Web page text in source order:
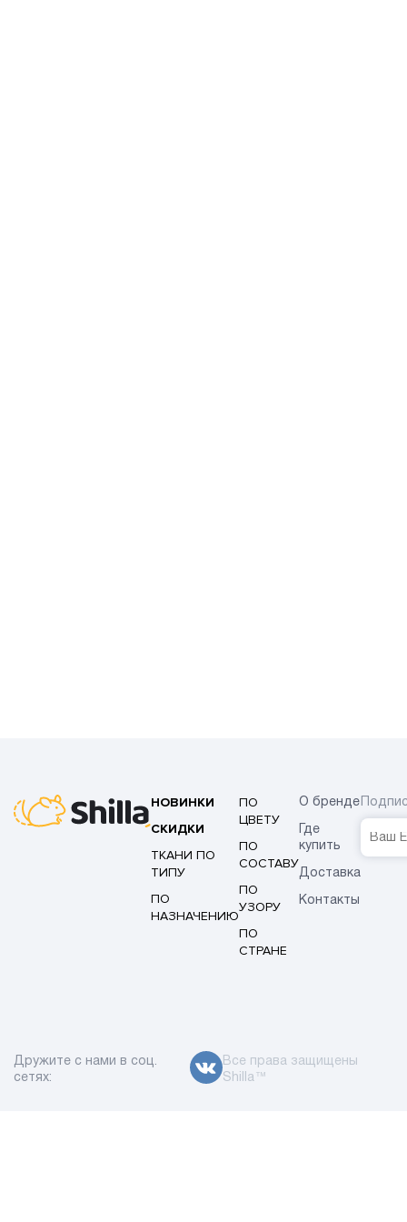
НОВИНКИ
СКИДКИ
ТКАНИ ПО
ТИПУ
ПО
НАЗНАЧЕНИЮ
ПО
ЦВЕТУ
ПО
СОСТАВУ
ПО
УЗОРУ
ПО
СТРАНЕ
О бренде
Где
купить
Доставка
Контакты
Дружите с нами в соц.
сетях:
Все права защищены
Shilla™